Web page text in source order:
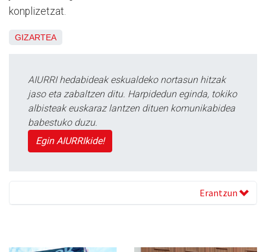
konplizetzat.
GIZARTEA
AIURRI hedabideak eskualdeko nortasun hitzak
jaso eta zabaltzen ditu. Harpidedun eginda, tokiko
albisteak euskaraz lantzen dituen komunikabidea
babestuko duzu.
Egin AIURRIkide!
Erantzun